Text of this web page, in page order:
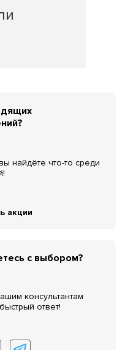
найдёте что-то среди
акции
с выбором?
консультантам
ответ!